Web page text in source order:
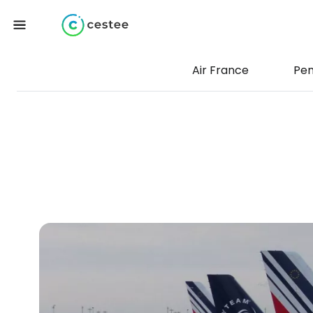
Air France